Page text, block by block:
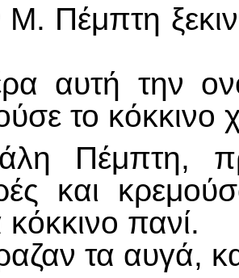
Πέμπτη
αυτή την
το κόκκινο
Πέμπτη,
και
πανί.
τα αυγά,